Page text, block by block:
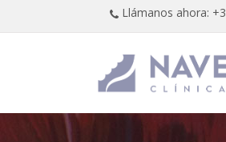
Llámanos ahora: